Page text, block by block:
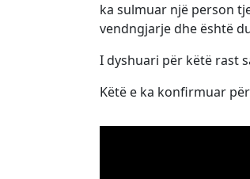
ka sulmuar një person
vendngjarje dhe është
I dyshuari për këtë rast
Këtë e ka konfirmuar